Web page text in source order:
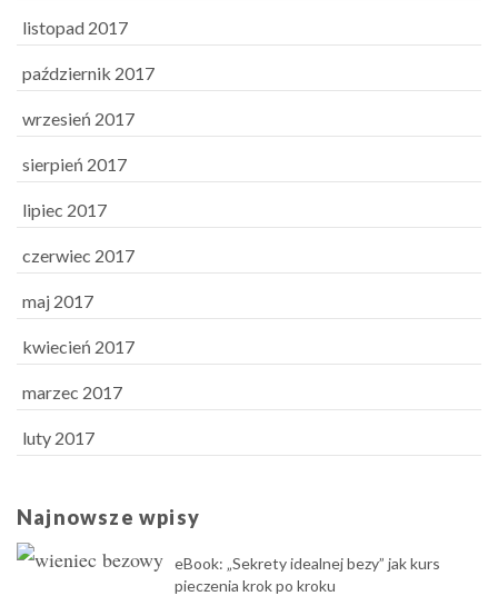
listopad 2017
październik 2017
wrzesień 2017
sierpień 2017
lipiec 2017
czerwiec 2017
maj 2017
kwiecień 2017
marzec 2017
luty 2017
Najnowsze wpisy
eBook: „Sekrety idealnej bezy” jak kurs
pieczenia krok po kroku